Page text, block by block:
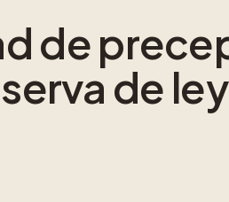
de
de ley